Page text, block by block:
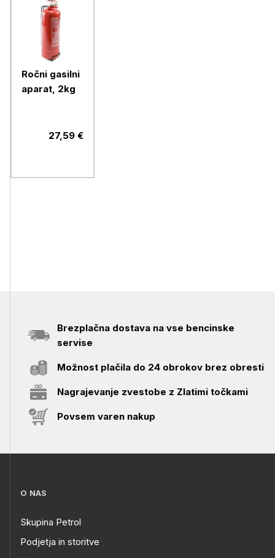
Ročni gasilni
aparat, 2kg
27,59 €
Brezplačna dostava na vse bencinske
servise
Možnost plačila do 24 obrokov brez obresti
Nagrajevanje zvestobe z Zlatimi točkami
Povsem varen nakup
O NAS
Skupina Petrol
Podjetja in storitve